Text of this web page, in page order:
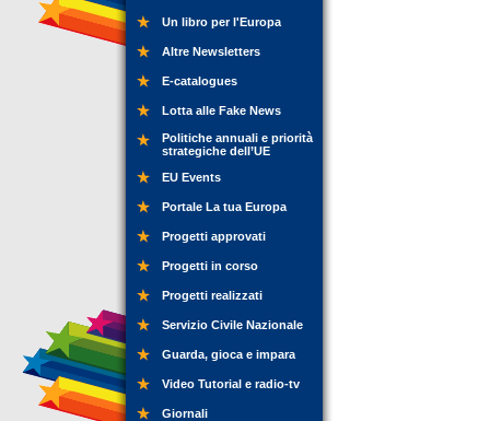
Un libro per l'Europa
Altre Newsletters
E-catalogues
Lotta alle Fake News
Politiche annuali e priorità
strategiche dell’UE
EU Events
Portale La tua Europa
Progetti approvati
Progetti in corso
Progetti realizzati
Servizio Civile Nazionale
Guarda, gioca e impara
Video Tutorial e radio-tv
Giornali